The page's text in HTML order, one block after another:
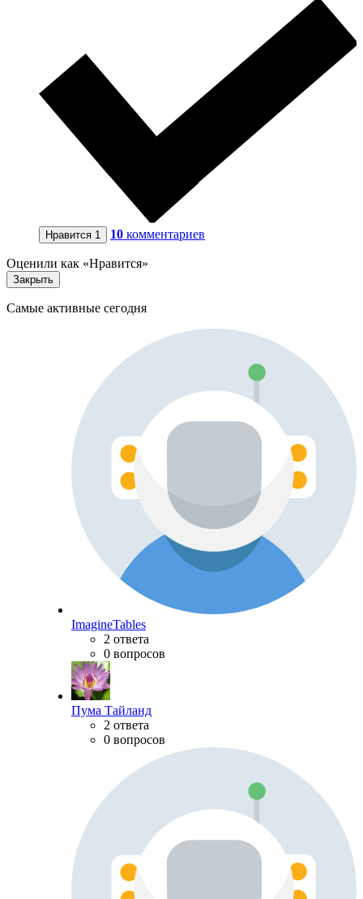
Нравится 1 10 комментариев
Оценили как «Нравится»
Закрыть
Самые активные сегодня
ImagineTables
2 ответа
0 вопросов
Пума Тайланд
2 ответа
0 вопросов